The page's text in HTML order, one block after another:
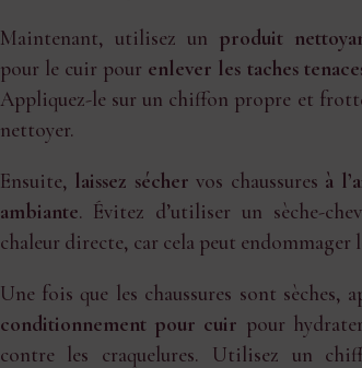
Maintenant, utilisez un produit
pour le cuir pour enlever les taches
Appliquez-le sur un chiffon propre et
nettoyer.
Ensuite, laissez sécher vos chaussures à
ambiante. Évitez d’utiliser un sèche-
chaleur directe, car cela peut endommager
Une fois que les chaussures sont sèches,
conditionnement pour cuir pour
contre les craquelures. Utilisez un